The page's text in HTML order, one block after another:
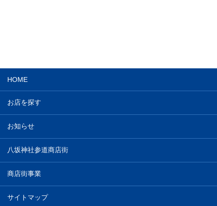
HOME
お店を探す
お知らせ
八坂神社参道商店街
商店街事業
サイトマップ